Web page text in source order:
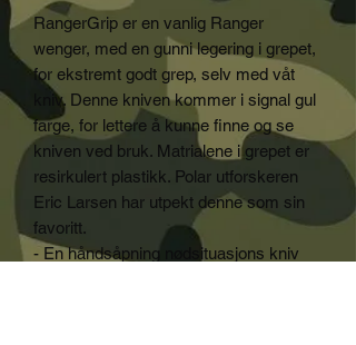
RangerGrip er en vanlig Ranger
wenger, med en gunni legering i grepet,
for ekstremt godt grep, selv med våt
kniv. Denne kniven kommer i signal gul
farge, for lettere å kunne finne og se
kniven ved bruk. Matrialene i grepet er
resirkulert plastikk. Polar utforskeren
Eric Larsen har utpekt denne som sin
favoritt.
- En håndsåpning nødsituasjons kniv